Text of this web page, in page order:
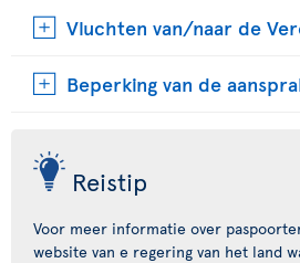
Vluchten van/naar de
Beperking van de
Reistip
Voor meer informatie over
website van e regering van het land